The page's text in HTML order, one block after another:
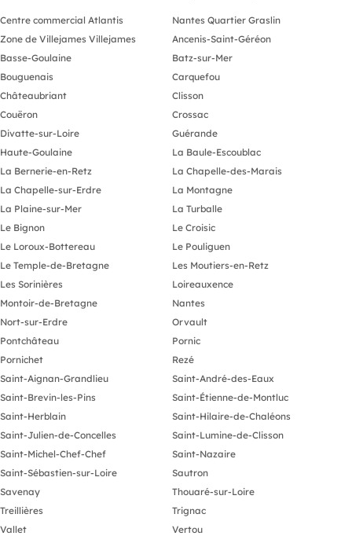
Centre commercial Atlantis
Nantes Quartier Graslin
Zone de Villejames Villejames
Ancenis-Saint-Géréon
Basse-Goulaine
Batz-sur-Mer
Bouguenais
Carquefou
Châteaubriant
Clisson
Couëron
Crossac
Divatte-sur-Loire
Guérande
Haute-Goulaine
La Baule-Escoublac
La Bernerie-en-Retz
La Chapelle-des-Marais
La Chapelle-sur-Erdre
La Montagne
La Plaine-sur-Mer
La Turballe
Le Bignon
Le Croisic
Le Loroux-Bottereau
Le Pouliguen
Le Temple-de-Bretagne
Les Moutiers-en-Retz
Les Sorinières
Loireauxence
Montoir-de-Bretagne
Nantes
Nort-sur-Erdre
Orvault
Pontchâteau
Pornic
Pornichet
Rezé
Saint-Aignan-Grandlieu
Saint-André-des-Eaux
Saint-Brevin-les-Pins
Saint-Étienne-de-Montluc
Saint-Herblain
Saint-Hilaire-de-Chaléons
Saint-Julien-de-Concelles
Saint-Lumine-de-Clisson
Saint-Michel-Chef-Chef
Saint-Nazaire
Saint-Sébastien-sur-Loire
Sautron
Savenay
Thouaré-sur-Loire
Treillières
Trignac
Vallet
Vertou